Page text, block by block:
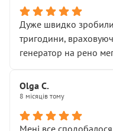
• прозорості в
• реальної
“подивились і поїхав”
На жаль, складається
Стосовно комунікації
Дуже швидко
тригодини,
генератор на рено
Olga С.
8 місяців тому
Мені все